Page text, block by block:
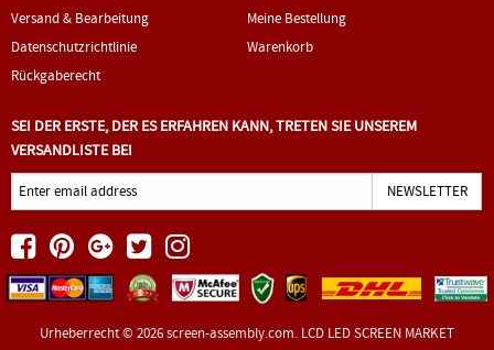
Versand & Bearbeitung
Datenschutzrichtlinie
Rückgaberecht
Meine Bestellung
Warenkorb
SEI DER ERSTE, DER ES ERFAHREN KANN, TRETEN SIE UNSEREM
VERSANDLISTE BEI
Urheberrecht © 2026screen-assembly.com. LCD LED SCREEN MARKET